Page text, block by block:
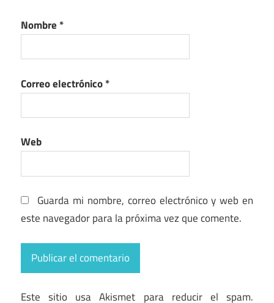
Nombre *
Correo electrónico*
Web
Guarda mi nombre, correo electrónico y web en
este navegador para la próxima vez que comente.
Este sitio usa Akismet para reducir el spam.